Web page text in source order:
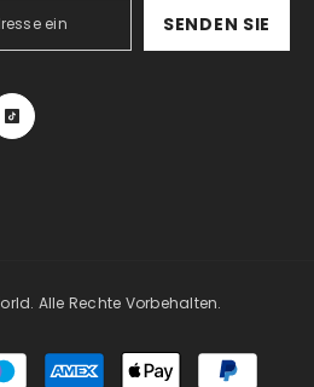
SENDEN SIE
Alle Rechte Vorbehalten.
Zahlungsmöglichkeiten